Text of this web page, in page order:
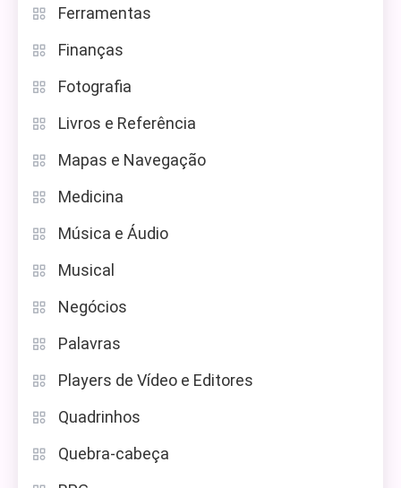
Ferramentas
Finanças
Fotografia
Livros e Referência
Mapas e Navegação
Medicina
Música e Áudio
Musical
Negócios
Palavras
Players de Vídeo e Editores
Quadrinhos
Quebra-cabeça